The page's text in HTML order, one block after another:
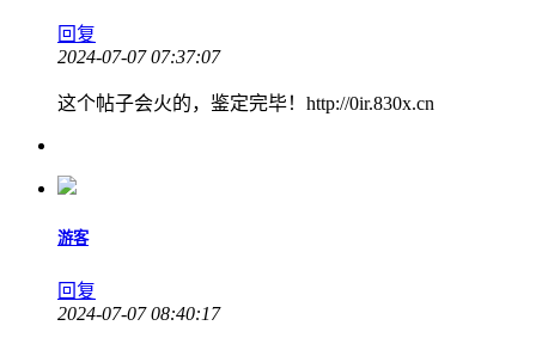
回复
2024-07-07 07:37:07
这个帖子会火的，鉴定完毕！http://0ir.830x.cn
游客
回复
2024-07-07 08:40:17